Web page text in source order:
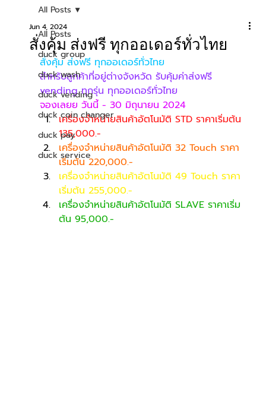
All Posts
duck group
duck wash
duck vending
duck coin changer
duck pay
duck service
All Posts
สั่งคุ้ม ส่งฟรี ทุกออเดอร์ทั่วไทย
Jun 4, 2024
สั่งคุ้ม ส่งฟรี ทุกออเดอร์ทั่วไทย
สำหรับลูกค้าที่อยู่ต่างจังหวัด รับคุ้มค่าส่งฟรี
vending ทุกรุ่น ทุกออเดอร์ทั่วไทย
จองเลยย วันนี้ - 30 มิถุนายน 2024
เครื่องจำหน่ายสินค้าอัตโนมัติ STD ราคาเริ่มต้น
135,000.-
เครื่องจำหน่ายสินค้าอัตโนมัติ 32 Touch ราคา
เริ่มต้น 220,000.-
เครื่องจำหน่ายสินค้าอัตโนมัติ 49 Touch ราคา
เริ่มต้น 255,000.-
เครื่องจำหน่ายสินค้าอัตโนมัติ SLAVE ราคาเริ่ม
ต้น 95,000.-